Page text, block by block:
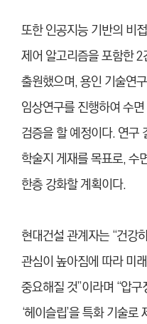
또한 인공지능 기반의 비
제어 알고리즘을 포함한
출원했으며, 용인 기술연
임상연구를 진행하여 수
검증을 할 예정이다. 연구
학술지 게재를 목표로, 수
한층 강화할 계획이다.
현대건설 관계자는 “건강
관심이 높아짐에 따라 미
중요해질 것”이라며 “압
‘헤이슬립’을 특화 기술